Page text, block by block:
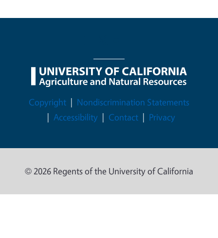
Legal Menu
Copyright
Nondiscrimination Statements
Accessibility
Contact Privacy
© 2026 Regents of the University of California